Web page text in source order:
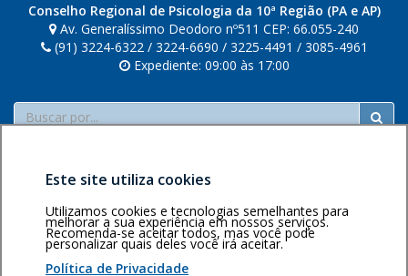
Conselho Regional de Psicologia da 10ª Região (PA e AP)
Av. Generalíssimo Deodoro nº511 CEP: 66.055-240
(91) 3224-6322 / 3224-6690 / 3225-4491 / 3085-4961
Expediente: 09:00 às 17:00
Buscar
Área restritaPolítica de
privacidade
Personalização
Voltar ao topo
Este site utiliza cookies
Utilizamos cookies e tecnologias semelhantes para
melhorar a sua experiência em nossos serviços.
Recomenda-se aceitar todos, mas você pode
personalizar quais deles você irá aceitar.
Política de Privacidade